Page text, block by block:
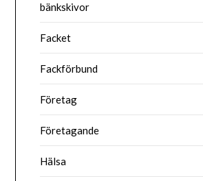
bänkskivor
Facket
Fackförbund
Företag
Företagande
Hälsa